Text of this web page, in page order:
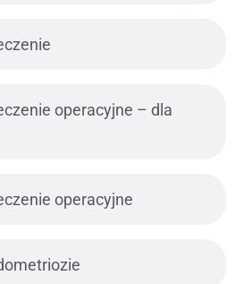
operacyjne – dla
operacyjne